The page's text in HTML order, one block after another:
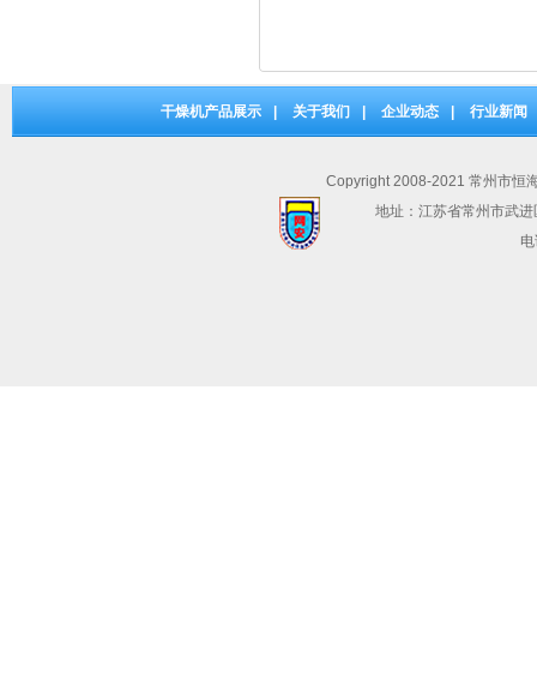
干燥机产品展示 关于我们 企业动态 行业新闻
Copyright 2008-2021 常州市恒
地址：江苏省常州市武